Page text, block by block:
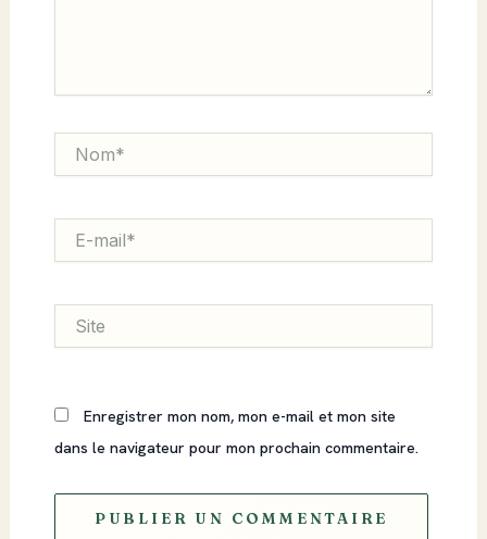
mail*
Enregistrer mon nom, mon e-mail et mon site
dans le navigateur pour mon prochain commentaire.